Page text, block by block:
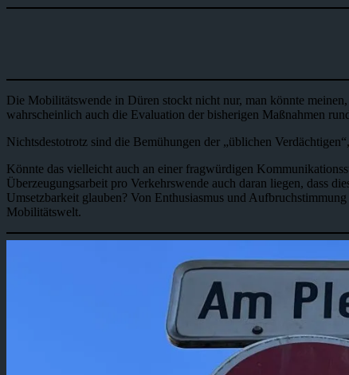
Die Mobilitätswende in Düren stockt nicht nur, man könnte
wahrscheinlich auch die Evaluation der bisherigen Maßnahmen
Nichtsdestotrotz sind die Bemühungen der „üblichen
Könnte das vielleicht auch an einer fragwürdigen
Überzeugungsarbeit pro Verkehrswende auch daran liegen, dass
Umsetzbarkeit glauben? Von Enthusiasmus und
Mobilitätswelt.